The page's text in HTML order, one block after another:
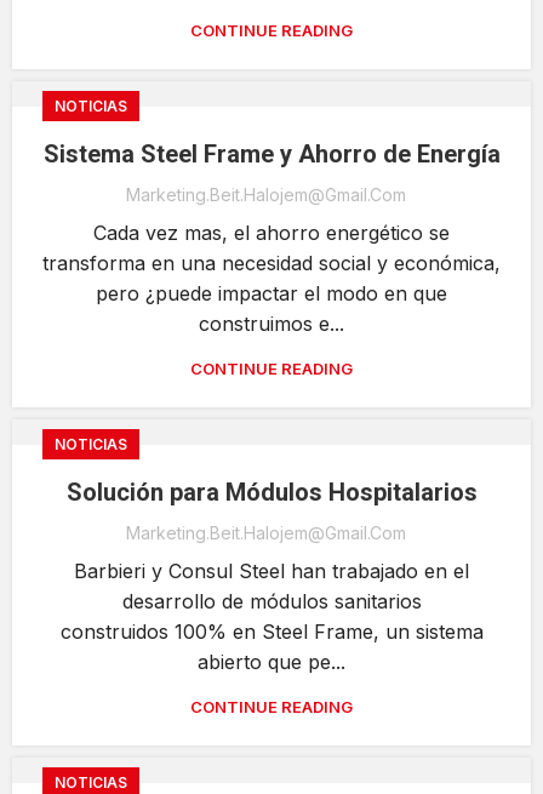
CONTINUE READING
NOTICIAS
Sistema Steel Frame y Ahorro de Energía
Marketing.beit.halojem@gmail.com
Cada vez mas, el ahorro energético se
transforma en una necesidad social y económica,
pero ¿puede impactar el modo en que
construimos e...
CONTINUE READING
NOTICIAS
Solución para Módulos Hospitalarios
Marketing.beit.halojem@gmail.com
Barbieri y Consul Steel han trabajado en el
desarrollo de módulos sanitarios
construidos 100% en Steel Frame, un sistema
abierto que pe...
CONTINUE READING
NOTICIAS